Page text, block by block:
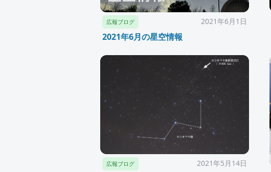
広報ブログ 2021年6月1日
2021年6月の星空情報
広報ブログ 2021年5月14日